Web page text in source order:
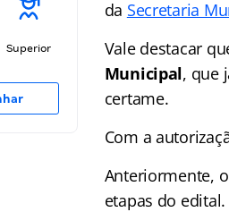
Superior
da Secretaria
Vale destacar
Municipal, que
certame.
Com a
Anteriormente,
etapas do edital.